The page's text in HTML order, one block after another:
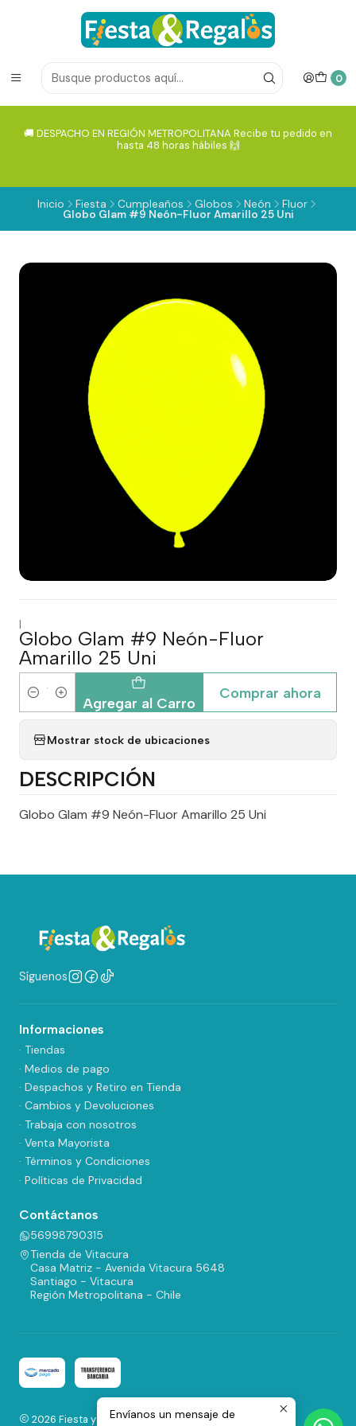
0
🚚 DESPACHO EN REGIÓN METROPOLITANA Recibe tu pedido en
hasta 48 horas hábiles 🙌
Inicio Fiesta Cumpleaños Globos Neón Fluor
Globo Glam #9 Neón-Fluor Amarillo 25 Uni
|
Globo Glam #9 Neón-Fluor
Amarillo 25 Uni
Cantidad Agregar al Carro
Comprar ahora
Mostrar stock de ubicaciones
DESCRIPCIÓN
Globo Glam #9 Neón-Fluor Amarillo 25 Uni
Síguenos
Informaciones
· Tiendas
· Medios de pago
· Despachos y Retiro en Tienda
· Cambios y Devoluciones
· Trabaja con nosotros
· Venta Mayorista
· Términos y Condiciones
· Políticas de Privacidad
Contáctanos
56998790315
Tienda de Vitacura
Casa Matriz - Avenida Vitacura 5648
Santiago - Vitacura
Región Metropolitana - Chile
2026 Fiesta y Regalos.Envíanos un mensaje de